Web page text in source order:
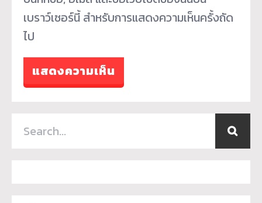
เบราว์เซอร์นี้ สำหรับการแสดงความเห็นครั้งถัด
ไป